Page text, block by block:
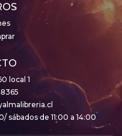
local 1
sábados de 11:00 a 14:00